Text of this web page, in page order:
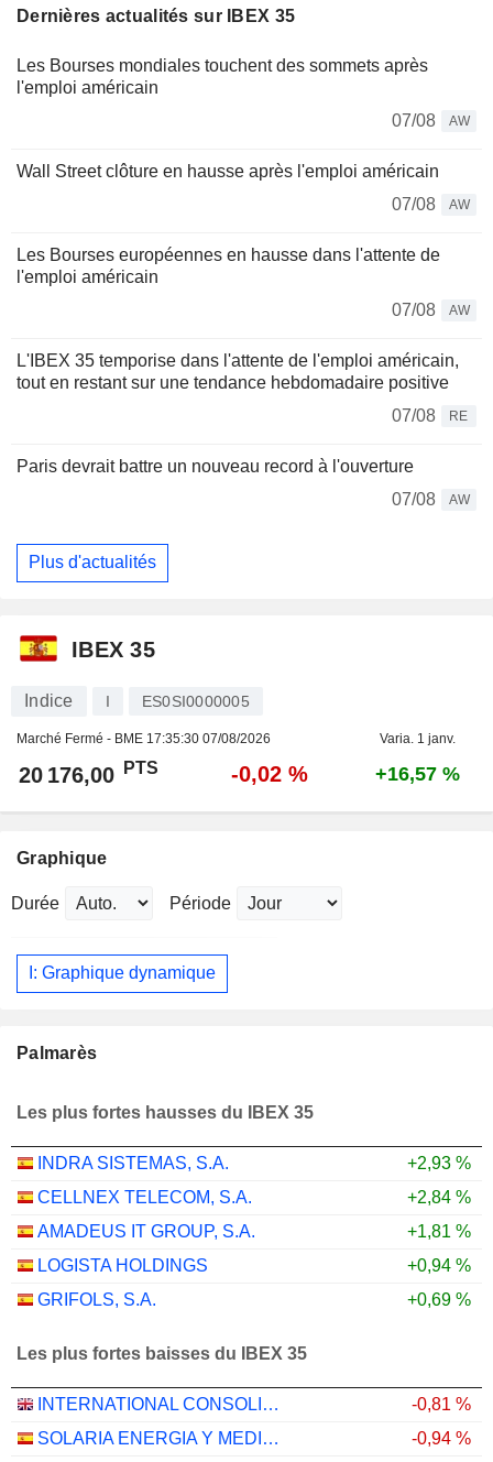
Dernières actualités sur IBEX 35
Les Bourses mondiales touchent des sommets après
l'emploi américain
07/08
AW
Wall Street clôture en hausse après l'emploi américain
07/08
AW
Les Bourses européennes en hausse dans l'attente de
l'emploi américain
07/08
AW
L'IBEX 35 temporise dans l'attente de l'emploi américain,
tout en restant sur une tendance hebdomadaire positive
07/08
RE
Paris devrait battre un nouveau record à l'ouverture
07/08
AW
Plus d'actualités
IBEX 35
Indice I ES0SI0000005
Marché Fermé - BME 17:35:30 07/08/2026 Varia. 1 janv.
20 176,00 PTS -0,02 % +16,57 %
Graphique
Durée Période
I: Graphique dynamique
Palmarès
Les plus fortes hausses du IBEX 35
INDRA SISTEMAS, S.A.
+2,93 %
CELLNEX TELECOM, S.A.
+2,84 %
AMADEUS IT GROUP, S.A.
+1,81 %
LOGISTA HOLDINGS
+0,94 %
GRIFOLS, S.A.
+0,69 %
Les plus fortes baisses du IBEX 35
INTERNATIONAL CONSOLIDATED AIRLINES GROUP, S.A.
-0,81 %
SOLARIA ENERGIA Y MEDIO AMBIENTE, S.A.
-0,94 %